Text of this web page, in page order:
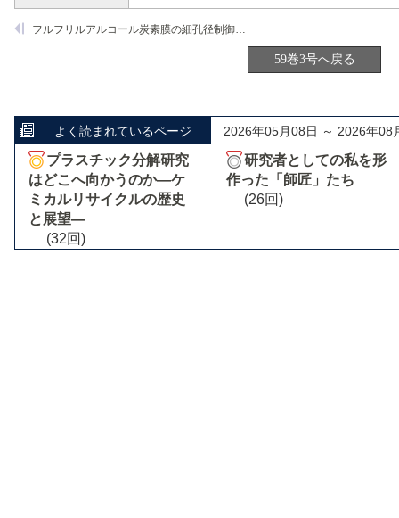
フルフリルアルコール炭素膜の細孔径制御と脱水素反応器への応用
59巻3号へ戻る
よく読まれているページ 2026年05月08日 ～ 2026年08
プラスチック分解研究
はどこへ向かうのか―ケ
ミカルリサイクルの歴史
と展望―
(32回)
研究者としての私を形
作った「師匠」たち
(26回)